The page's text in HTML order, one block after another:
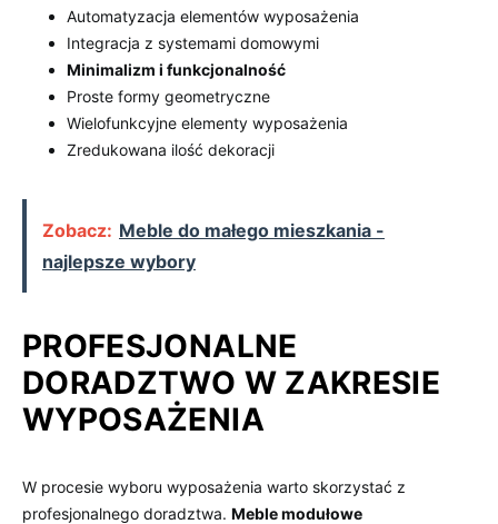
Automatyzacja elementów wyposażenia
Integracja z systemami domowymi
Minimalizm i funkcjonalność
Proste formy geometryczne
Wielofunkcyjne elementy wyposażenia
Zredukowana ilość dekoracji
Zobacz: Meble do małego mieszkania -
najlepsze wybory
PROFESJONALNE
DORADZTWO W ZAKRESIE
WYPOSAŻENIA
W procesie wyboru wyposażenia warto skorzystać z
profesjonalnego doradztwa. Meble modułowe